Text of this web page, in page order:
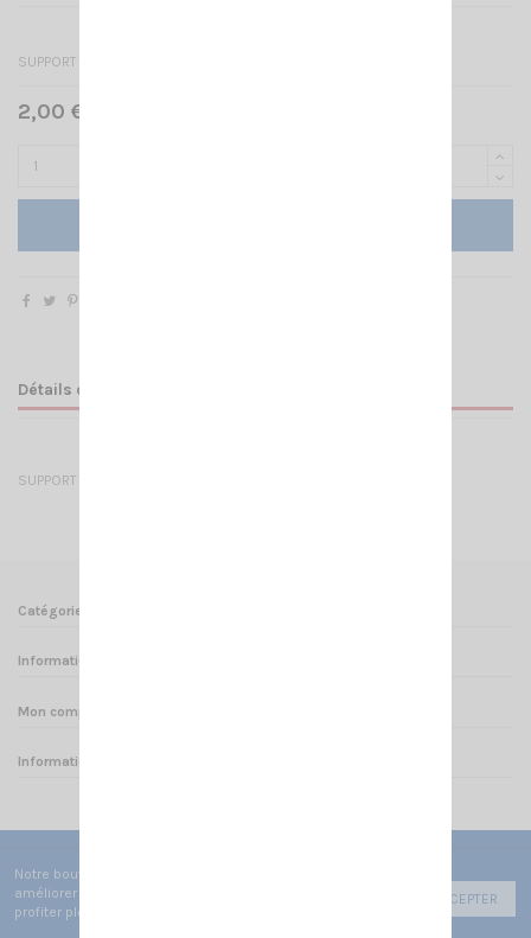
SUPPORT MICRO A VIS
2,00 € TTC
Détails du produit
SUPPORT MICRO A VIS PERCAGE FOURNI AVEC LES VIS DE FIXATION
Catégories
Informations
Mon compte
Informations sur votre boutique
Notre boutique utilise des cookies de fonctionnement pour
améliorer votre expérience utilisateur afin de vous faire
profiter pleinement de votre navigation.
ACCEPTER